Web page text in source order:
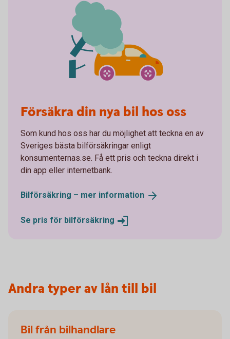
Försäkra din nya bil hos oss
Som kund hos oss har du möjlighet att teckna en av
Sveriges bästa bilförsäkringar enligt
konsumenternas.se. Få ett pris och teckna direkt i
din app eller internetbank.
Bilförsäkring – mer information
Se pris för bilförsäkring
Andra typer av lån till bil
Bil från bilhandlare